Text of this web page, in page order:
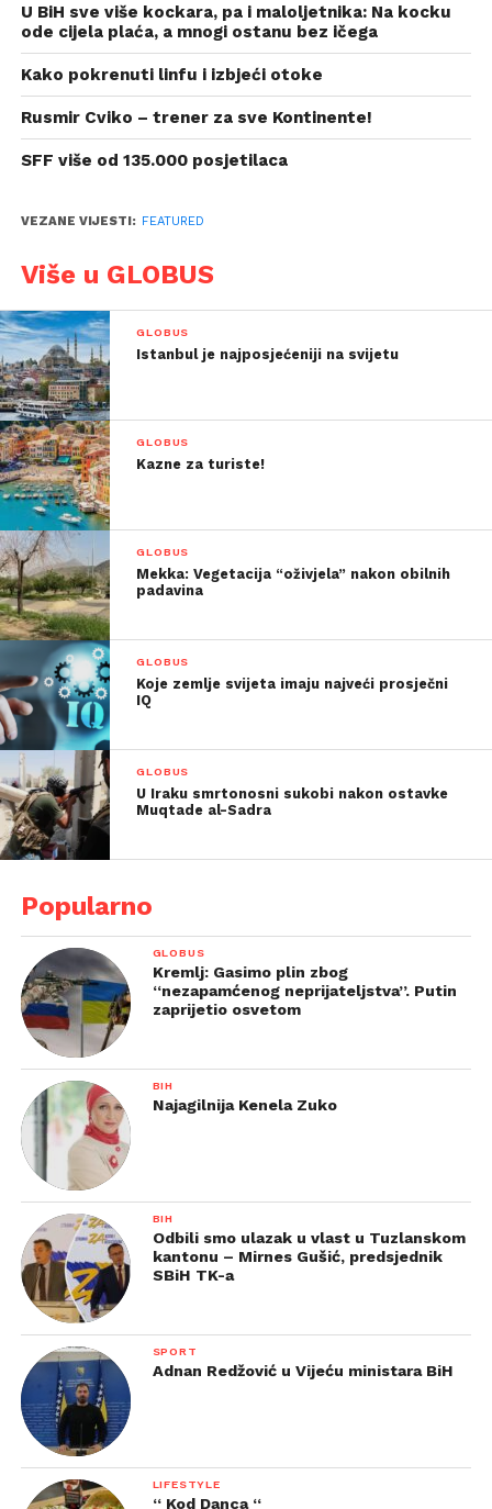
U BiH sve više kockara, pa i maloljetnika: Na kocku
ode cijela plaća, a mnogi ostanu bez ičega
Kako pokrenuti linfu i izbjeći otoke
Rusmir Cviko – trener za sve Kontinente!
SFF više od 135.000 posjetilaca
VEZANE VIJESTI: FEATURED
Više u GLOBUS
GLOBUS
Istanbul je najposjećeniji na svijetu
GLOBUS
Kazne za turiste!
GLOBUS
Mekka: Vegetacija “oživjela” nakon obilnih
padavina
GLOBUS
Koje zemlje svijeta imaju najveći prosječni
IQ
GLOBUS
U Iraku smrtonosni sukobi nakon ostavke
Muqtade al-Sadra
Popularno
GLOBUS
Kremlj: Gasimo plin zbog
“nezapamćenog neprijateljstva”. Putin
zaprijetio osvetom
BIH
Najagilnija Kenela Zuko
BIH
Odbili smo ulazak u vlast u Tuzlanskom
kantonu – Mirnes Gušić, predsjednik
SBiH TK-a
SPORT
Adnan Redžović u Vijeću ministara BiH
LIFESTYLE
“ Kod Danca “